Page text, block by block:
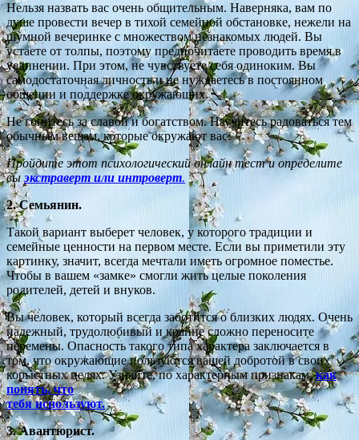
Нельзя назвать вас очень общительным. Наверняка, вам по
душе провести вечер в тихой семейной обстановке, нежели на
шумной вечеринке с множеством незнакомых людей. Вы
устаете от толпы, поэтому предпочитаете проводить время в
уединении. При этом, не чувствуете себя одиноким. Вы
самодостаточная личность и не нуждаетесь в постоянном
общении и поддержке окружающих.
Не гонитесь за славой и богатством. Научитесь радоваться тем
обычным вещам, которые окружают вас.
Пройдите этот психологический онлайн тест и определите
выэкстраверт или интроверт.
2. Семьянин.
Такой вариант выберет человек, у которого традиции и
семейные ценности на первом месте. Если вы приметили эту
картинку, значит, всегда мечтали иметь огромное поместье.
Чтобы в вашем «замке» смогли жить целые поколения
родителей, детей и внуков.
Вы человек, который всегда заботится о близких людях. Очень
надежный, трудолюбивый и крайне сложно переносите
перемены. Опасность такого типа характера заключается в
том, что окружающие пользуются вашей добротой в своих
корыстных целях. Узнайте, по характерным признакам,как
понять, что
тебя используют.
3. Авантюрист.